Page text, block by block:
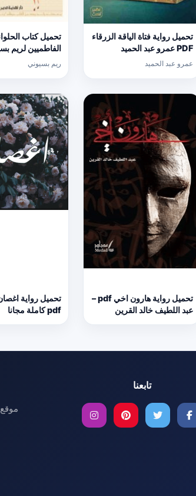
تحميل رواية فتاة الياقة الزرقاء
PDF عمرو عبد الحميد
عمرو عبد الحميد
تحميل كتاب
الفاطميين لريم
ريم بسيوني
تحميل رواية هارون اخي pdf –
عبد اللطيف خالد القرين
تحميل رواية
pdf كاملة مجانا
تابعنا